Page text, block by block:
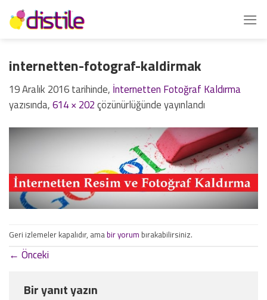
İçeriğe
atla
internetten-fotograf-kaldirmak
19 Aralık 2016tarihinde, İnternetten Fotoğraf Kaldırma
yazısında,614 × 202çözünürlüğünde yayınlandı
Geri izlemeler kapalıdır, amabir yorum bırakabilirsiniz.
← Önceki
Bir yanıt yazın